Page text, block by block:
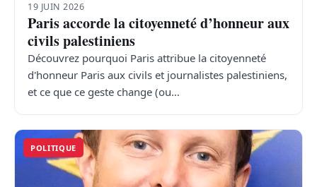
19 JUIN 2026
Paris accorde la citoyenneté d’honneur aux
civils palestiniens
Découvrez pourquoi Paris attribue la citoyenneté
d'honneur Paris aux civils et journalistes palestiniens,
et ce que ce geste change (ou…
POLITIQUE